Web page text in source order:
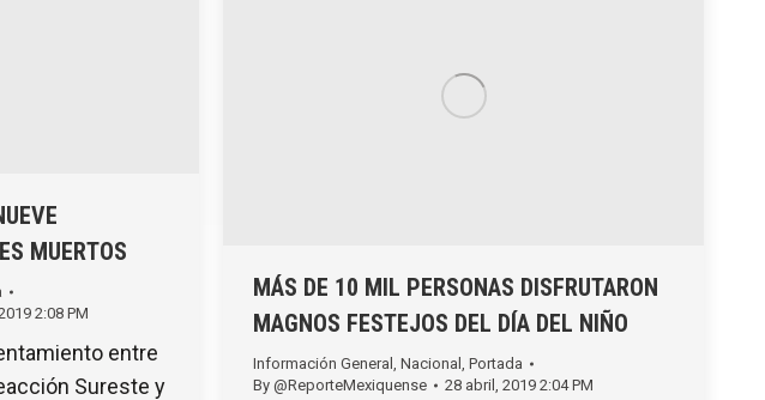
MUERTOS
2:08 PM
entre
Sureste y
MÁS DE 10 MIL PERSONAS DISFRUTARON
MAGNOS FESTEJOS DEL DÍA DEL NIÑO
Información General Nacional Portada
By @ReporteMexiquense 28 abril, 2019 2:04 PM